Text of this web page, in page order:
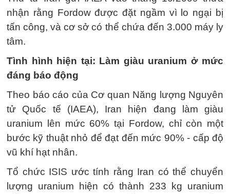
nhận rằng Fordow được đặt ngầm vì lo ngại bị
tấn công, và cơ sở có thể chứa đến 3.000 máy ly
tâm.
Tình hình hiện tại: Làm giàu uranium ở mức
đáng báo động
Theo báo cáo của Cơ quan Năng lượng Nguyên
tử Quốc tế (IAEA), Iran hiện đang làm giàu
uranium lên mức 60% tại Fordow, chỉ còn một
bước kỹ thuật nhỏ để đạt đến mức 90% - cấp độ
vũ khí hạt nhân.
Tổ chức ISIS ước tính rằng Iran có thể chuyển
lượng uranium hiện có thành 233 kg uranium